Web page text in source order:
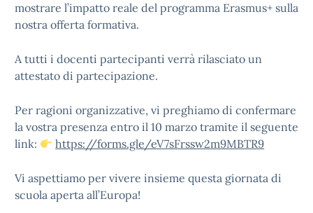
mostrare l’impatto reale del programma Erasmus+ sulla
nostra offerta formativa.
A tutti i docenti partecipanti verrà rilasciato un
attestato di partecipazione.
Per ragioni organizzative, vi preghiamo di confermare
la vostra presenza entro il 10 marzo tramite il seguente
link:
https://forms.gle/eV7sFrssw2m9MBTR9
Vi aspettiamo per vivere insieme questa giornata di
scuola aperta all’Europa!